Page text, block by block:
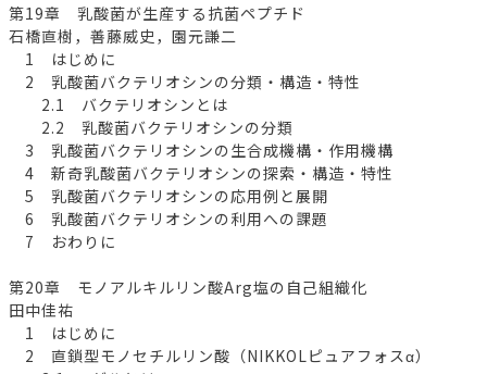
第19章 乳酸菌が生産する抗菌ペプチド
石橋直樹，善藤威史，園元謙二
1 はじめに
2 乳酸菌バクテリオシンの分類・構造・特性
2.1 バクテリオシンとは
2.2 乳酸菌バクテリオシンの分類
3 乳酸菌バクテリオシンの生合成機構・作用機構
4 新奇乳酸菌バクテリオシンの探索・構造・特性
5 乳酸菌バクテリオシンの応用例と展開
6 乳酸菌バクテリオシンの利用への課題
7 おわりに
第20章 モノアルキルリン酸Arg塩の自己組織化
田中佳祐
1 はじめに
2 直鎖型モノセチルリン酸（NIKKOLピュアフォスα）